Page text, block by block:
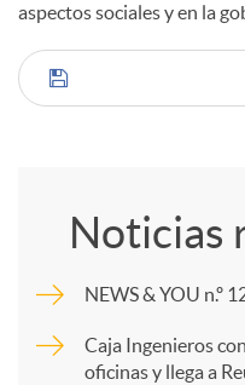
aspectos sociales y en la
C
m
p
Noticias
NEWS & YOU n.º
Caja Ingenieros
oficinas y llega a